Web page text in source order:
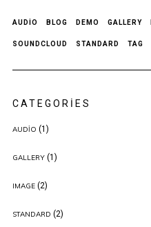
AUDIO BLOG DEMO GALLERY
SOUNDCLOUD STANDARD TAG
CATEGORIES
AUDIO (1)
GALLERY(1)
IMAGE(2)
STANDARD (2)